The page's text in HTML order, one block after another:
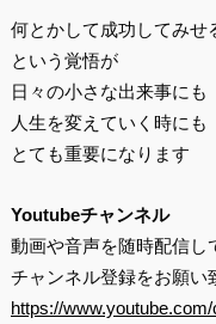
何とかして成功してみせ
という覚悟が
日々の小さな出来事にも
人生を変えていく時にも
とても重要になります
Youtubeチャンネル
動画や音声を随時配信し
チャンネル登録をお願い
https://